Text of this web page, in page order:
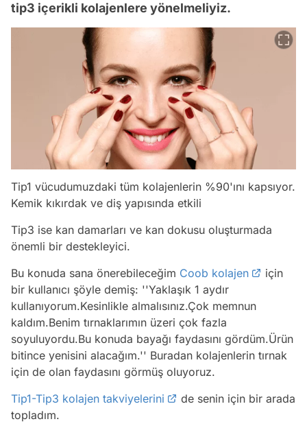
tip3 içerikli kolajenlere yönelmeliyiz.
Tip1 vücudumuzdaki tüm kolajenlerin %90'ını kapsıyor.
Kemik kıkırdak ve diş yapısında etkili
Tip3 ise kan damarları ve kan dokusu oluşturmada
önemli bir destekleyici.
Bu konuda sana önerebileceğim Coob kolajen
için
bir kullanıcı şöyle demiş: ''Yaklaşık 1 aydır
kullanıyorum.Kesinlikle almalısınız.Çok memnun
kaldım.Benim tırnaklarımın üzeri çok fazla
soyuluyordu.Bu konuda bayağı faydasını gördüm.Ürün
bitince yenisini alacağım.'' Buradan kolajenlerin tırnak
için de olan faydasını görmüş oluyoruz.
Tip1-Tip3 kolajen takviyelerini
de senin için bir arada
topladım.